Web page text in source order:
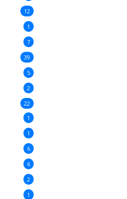
12
1
7
39
5
2
22
1
1
6
6
2
1